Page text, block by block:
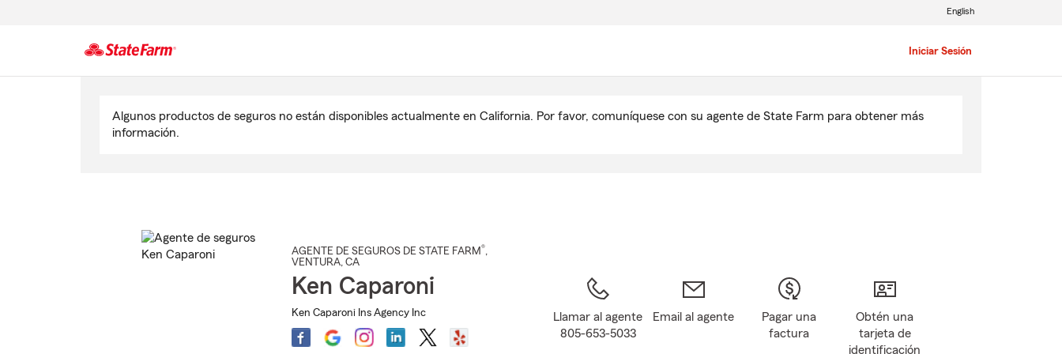
Iniciar Sesión
English
Algunos productos de seguros no están disponibles actualmente en California. Por favor, comuníquese con su agente de State Farm para obtener más
información.
AGENTE DE SEGUROS DE STATE FARM®,
VENTURA, CA
Ken Caparoni
Ken Caparoni Ins Agency Inc
Llamar al agente
805-653-5033
Email al agente
Pagar una
factura
Obtén una
tarjeta de
identificación